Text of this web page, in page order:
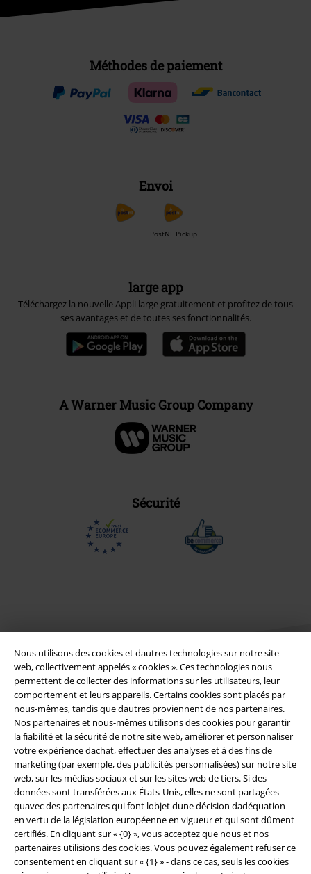
Nous utilisons des cookies et dautres technologies sur notre site
web, collectivement appelés « cookies ». Ces technologies nous
permettent de collecter des informations sur les utilisateurs, leur
comportement et leurs appareils. Certains cookies sont placés par
nous-mêmes, tandis que dautres proviennent de nos partenaires.
Nos partenaires et nous-mêmes utilisons des cookies pour garantir
la fiabilité et la sécurité de notre site web, améliorer et personnaliser
votre expérience dachat, effectuer des analyses et à des fins de
marketing (par exemple, des publicités personnalisées) sur notre site
web, sur les médias sociaux et sur les sites web de tiers. Si des
données sont transférées aux États-Unis, elles ne sont partagées
quavec des partenaires qui font lobjet dune décision dadéquation
en vertu de la législation européenne en vigueur et qui sont dûment
certifiés. En cliquant sur « {0} », vous acceptez que nous et nos
partenaires utilisions des cookies. Vous pouvez également refuser ce
consentement en cliquant sur « {1} » - dans ce cas, seuls les cookies
Méthodes de paiement
Envoi
PostNL Pickup
large app
Téléchargez la nouvelle Appli large gratuitement et profitez de tous
ses avantages et de toutes ses fonctionnalités.
A Warner Music Group Company
Sécurité
Légal
Conditions générales
Éditeur
Clauses de confidentialité
Élimination des déchets et protection de l'environnement
Déclaration de Conformité